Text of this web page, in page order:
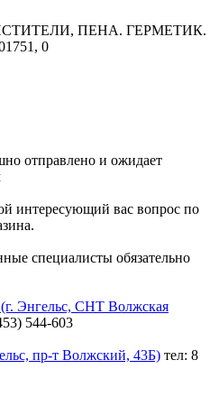
ПЕНА. ГЕРМЕТИК.
0
отправлено и ожидает
интересующий вас вопрос по
специалисты обязательно
Энгельс, СНТ Волжская
544-603
пр-т Волжский, 43Б) тел: 8